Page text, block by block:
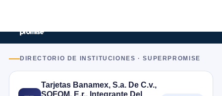
DIRECTORIO DE INSTITUCIONES · SUPERPROMISE
Tarjetas Banamex, S.a. De C.v.,
SOFOM, E.r., Integrante Del